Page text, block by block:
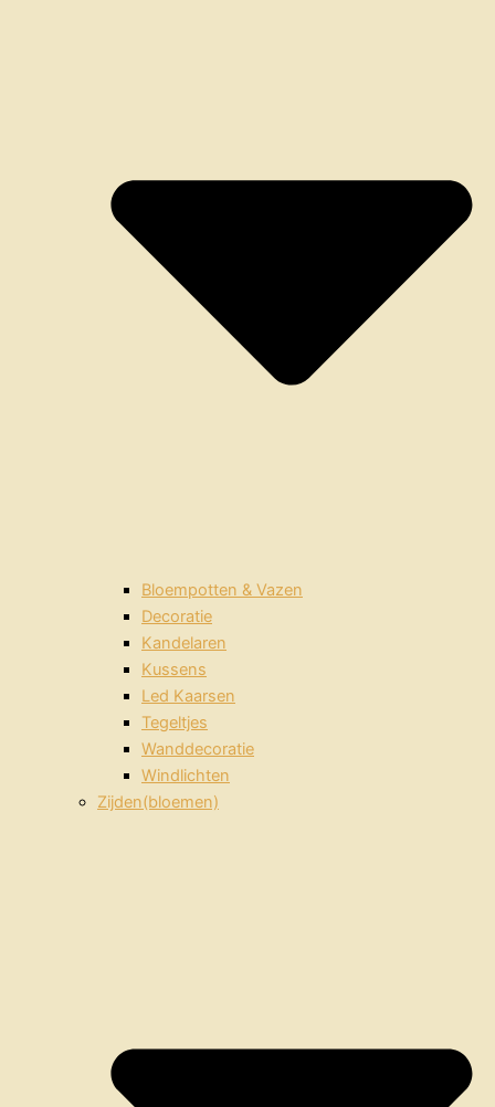
Bloempotten & Vazen
Decoratie
Kandelaren
Kussens
Led Kaarsen
Tegeltjes
Wanddecoratie
Windlichten
Zijden(bloemen)